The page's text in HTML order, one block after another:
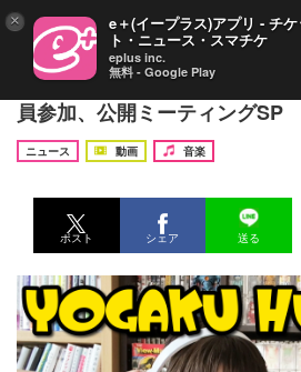
奥浜レイラの【洋楽ハッスル
員参加、公開ミーティングSP
ニュース 動画
音楽
ポスト シェア 送る
× e＋(イープラス)アプリ - チケ
ト・ニュース・スマチケ
eplus inc.
無料 - Google Play